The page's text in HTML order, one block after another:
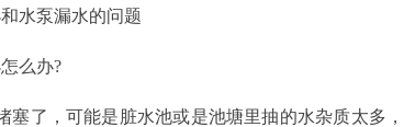
水泵漏水的问题
么办?
塞了，可能是脏水池或是池塘里抽的水杂质太多